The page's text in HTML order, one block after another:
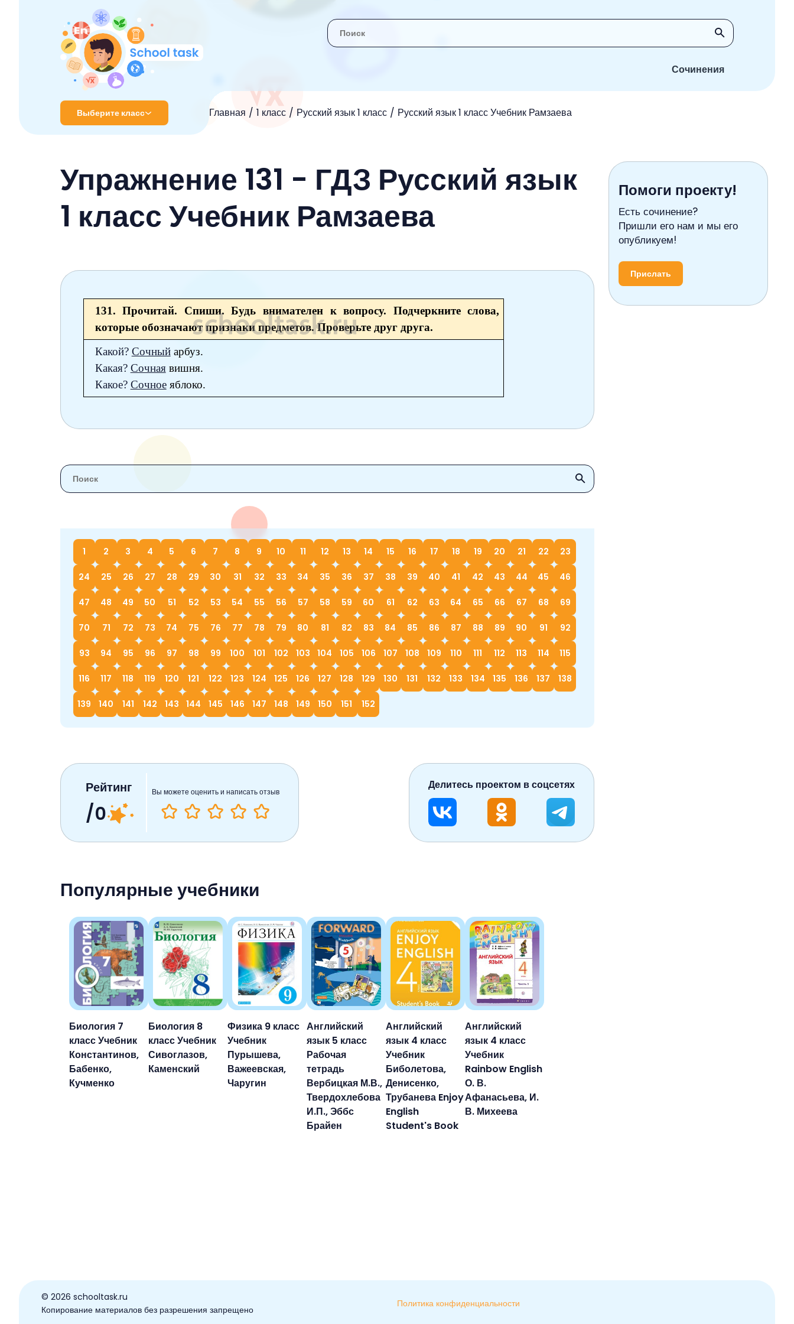
Сочинения
Выберите класс Главная 1 класс Русский язык 1 класс Русский язык 1 класс Учебник Рамзаева
2 класс
3 класс
4 класс
6 класс
7 класс
9 класс
10 класс
11 класс
Упражнение 131 - ГДЗ Русский язык
1 класс Учебник Рамзаева
131. Прочитай. Спиши. Будь внимателен к вопросу. Подчеркните слова,
которые обозначают признаки предметов. Проверьте друг друга.
Какой? Сочныйарбуз.
Какая? Сочнаявишня.
Какое? Сочноеяблоко.
1 2 3 4 5 6 7 8 9 10 11 12 13 14 15 16 17 18 19 20 21 22 23
24 25 26 27 28 29 30 31 32 33 34 35 36 37 38 39 40 41 42 43 44 45 46
47 48 49 50 51 52 53 54 55 56 57 58 59 60 61 62 63 64 65 66 67 68 69
70 71 72 73 74 75 76 77 78 79 80 81 82 83 84 85 86 87 88 89 90 91 92
93 94 95 96 97 98 99 100 101 102 103 104 105 106 107 108 109 110 111 112 113 114 115
116 117 118 119 120 121 122 123 124 125 126 127 128 129 130 131 132 133 134 135 136 137 138
139 140 141 142 143 144 145 146 147 148 149 150 151 152
Популярные учебники
Биология 7
класс Учебник
Константинов,
Бабенко,
Кучменко
Биология 8
класс Учебник
Сивоглазов,
Каменский
Физика 9 класс
Учебник
Пурышева,
Важеевская,
Чаругин
Английский
язык 5 класс
Рабочая
тетрадь
Вербицкая М.В.,
Твердохлебова
И.П., Эббс
Брайен
Английский
язык 4 класс
Учебник
Биболетова,
Денисенко,
Трубанева Enjoy
English
Student's Book
Английский
язык 4 класс
Учебник
Rainbow English
О. В.
Афанасьева, И.
В. Михеева
Рейтинг
/0
Вы можете оценить и написать отзыв Делитесь проектом в соцсетях
Помоги проекту!
Есть сочинение?
Пришли его нам и мы его
опубликуем!
Прислать
© ️2026 schooltask.ru
Копирование материалов без разрешения запрещено
Политика конфиденциальности